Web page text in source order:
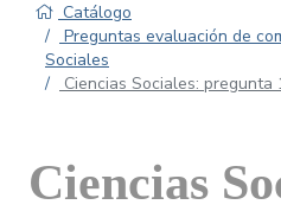
Catálogo
Preguntas evaluación de
Sociales
Ciencias Sociales: pregunta
Ciencias